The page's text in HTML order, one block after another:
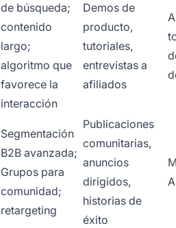
de búsqueda;
contenido
largo;
algoritmo que
favorece la
interacción
Demos de
producto,
tutoriales,
entrevistas a
afiliados
Segmentación
B2B avanzada;
Grupos para
comunidad;
retargeting
Publicaciones
comunitarias,
anuncios
dirigidos,
historias de
éxito